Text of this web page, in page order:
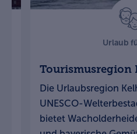
Urlaub
Tourismusregion
Die Urlaubsregion
UNESCO-
bietet